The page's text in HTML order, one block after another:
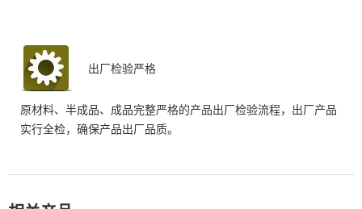
出厂检验严格
原材料、半成品、成品完整严格的产品出厂检验流程，出厂产品
实行全检，确保产品出厂品质。